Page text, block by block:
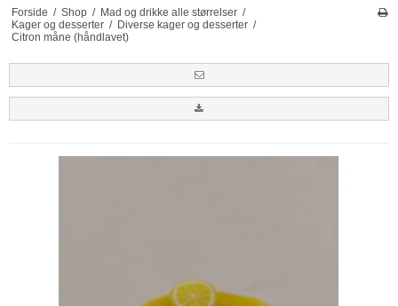
Forside / Shop / Mad og drikke alle størrelser /
Kager og desserter / Diverse kager og desserter /
Citron måne (håndlavet)